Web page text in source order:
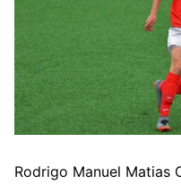
Rodrigo Manuel Matias